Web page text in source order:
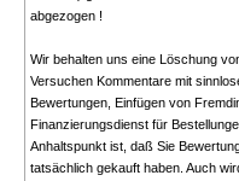
abgezogen !
Wir behalten uns eine Löschung
Versuchen Kommentare mit
Bewertungen, Einfügen von
Finanzierungsdienst für
Anhaltspunkt ist, daß Sie
tatsächlich gekauft haben. Auch